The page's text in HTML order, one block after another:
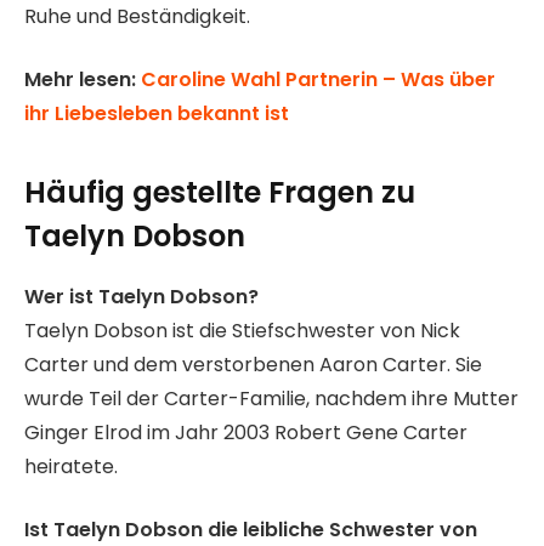
Ruhe und Beständigkeit.
Mehr lesen: Caroline Wahl Partnerin – Was über
ihr Liebesleben bekannt ist
Häufig gestellte Fragen zu
Taelyn Dobson
Wer ist Taelyn Dobson?
Taelyn Dobson ist die Stiefschwester von Nick
Carter und dem verstorbenen Aaron Carter. Sie
wurde Teil der Carter-Familie, nachdem ihre Mutter
Ginger Elrod im Jahr 2003 Robert Gene Carter
heiratete.
Ist Taelyn Dobson die leibliche Schwester von